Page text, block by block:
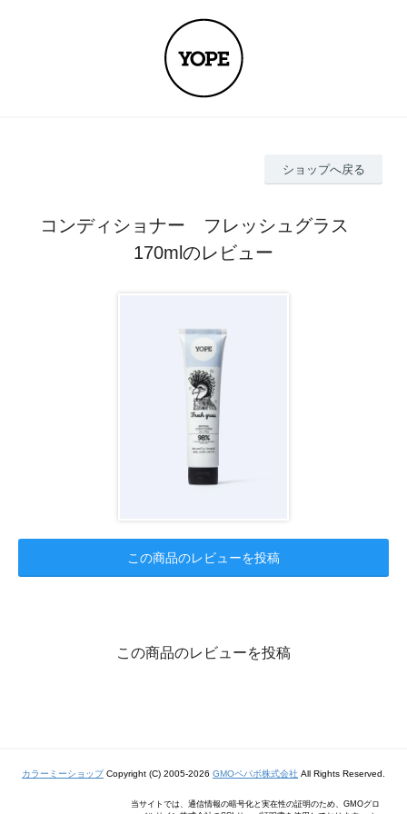
ショップへ戻る
コンディショナー フレッシュグラス
170mlのレビュー
この商品のレビューを投稿
この商品のレビューを投稿
カラーミーショップCopyright (C) 2005-2026 GMOペパボ株式会社 All Rights Reserved.
当サイトでは、通信情報の暗号化と実在性の証明のため、GMOグロ